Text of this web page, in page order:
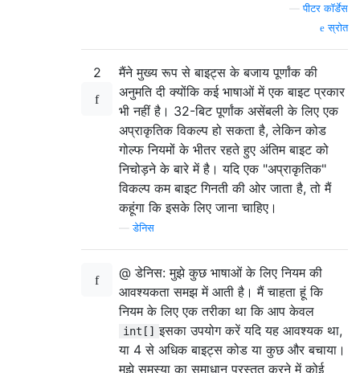
—पीटर कॉर्डेस
स्रोत
2
मैंने मुख्य रूप से बाइट्स के बजाय पूर्णांक की
अनुमति दी क्योंकि कई भाषाओं में एक बाइट प्रकार
भी नहीं है। 32-बिट पूर्णांक असेंबली के लिए एक
अप्राकृतिक विकल्प हो सकता है, लेकिन कोड
गोल्फ नियमों के भीतर रहते हुए अंतिम बाइट को
निचोड़ने के बारे में है। यदि एक "अप्राकृतिक"
विकल्प कम बाइट गिनती की ओर जाता है, तो मैं
कहूंगा कि इसके लिए जाना चाहिए।
—डेनिस
@ डेनिस: मुझे कुछ भाषाओं के लिए नियम की
आवश्यकता समझ में आती है। मैं चाहता हूं कि
नियम के लिए एक तरीका था कि आप केवल
int[] इसका उपयोग करें यदि यह आवश्यक था,
या 4 से अधिक बाइट्स कोड या कुछ और बचाया।
मुझे समस्या का समाधान प्रस्तुत करने में कोई